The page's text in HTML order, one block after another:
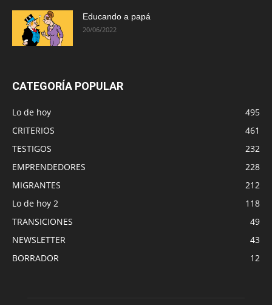
Educando a papá
20/06/2022
CATEGORÍA POPULAR
Lo de hoy
495
CRITERIOS
461
TESTIGOS
232
EMPRENDEDORES
228
MIGRANTES
212
Lo de hoy 2
118
TRANSICIONES
49
NEWSLETTER
43
BORRADOR
12